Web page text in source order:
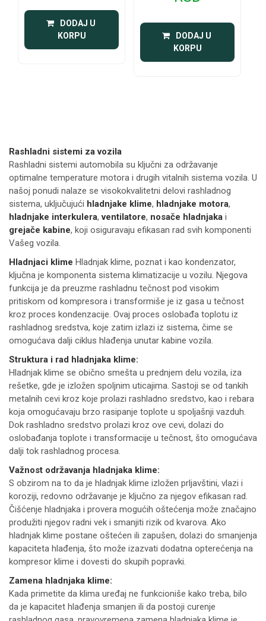
DODAJ U
KORPU
DODAJ U
KORPU
Rashladni sistemi za vozila
Rashladni sistemi automobila su ključni za održavanje
optimalne temperature motora i drugih vitalnih sistema vozila. U
našoj ponudi nalaze se visokokvalitetni delovi rashladnog
sistema, uključujući hladnjake klime, hladnjake motora,
hladnjake interkulera,ventilatore, nosače hladnjaka i
grejače kabine, koji osiguravaju efikasan rad svih komponenti
Vašeg vozila.
Hladnjaci klime Hladnjak klime, poznat i kao kondenzator,
ključna je komponenta sistema klimatizacije u vozilu. Njegova
funkcija je da preuzme rashladnu tečnost pod visokim
pritiskom od kompresora i transformiše je iz gasa u tečnost
kroz proces kondenzacije. Ovaj proces oslobađa toplotu iz
rashladnog sredstva, koje zatim izlazi iz sistema, čime se
omogućava dalji ciklus hlađenja unutar kabine vozila.
Struktura i rad hladnjaka klime:
Hladnjak klime se obično smešta u prednjem delu vozila, iza
rešetke, gde je izložen spoljnim uticajima. Sastoji se od tankih
metalnih cevi kroz koje prolazi rashladno sredstvo, kao i rebara
koja omogućavaju brzo rasipanje toplote u spoljašnji vazduh.
Dok rashladno sredstvo prolazi kroz ove cevi, dolazi do
oslobađanja toplote i transformacije u tečnost, što omogućava
dalji tok rashladnog procesa.
Važnost održavanja hladnjaka klime:
S obzirom na to da je hladnjak klime izložen prljavštini, vlazi i
koroziji, redovno održavanje je ključno za njegov efikasan rad.
Čišćenje hladnjaka i provera mogućih oštećenja može značajno
produžiti njegov radni vek i smanjiti rizik od kvarova. Ako
hladnjak klime postane oštećen ili zapušen, dolazi do smanjenja
kapaciteta hlađenja, što može izazvati dodatna opterećenja na
kompresor klime i dovesti do skupih popravki.
Zamena hladnjaka klime:
Kada primetite da klima uređaj ne funkcioniše kako treba, bilo
da je kapacitet hlađenja smanjen ili da postoji curenje